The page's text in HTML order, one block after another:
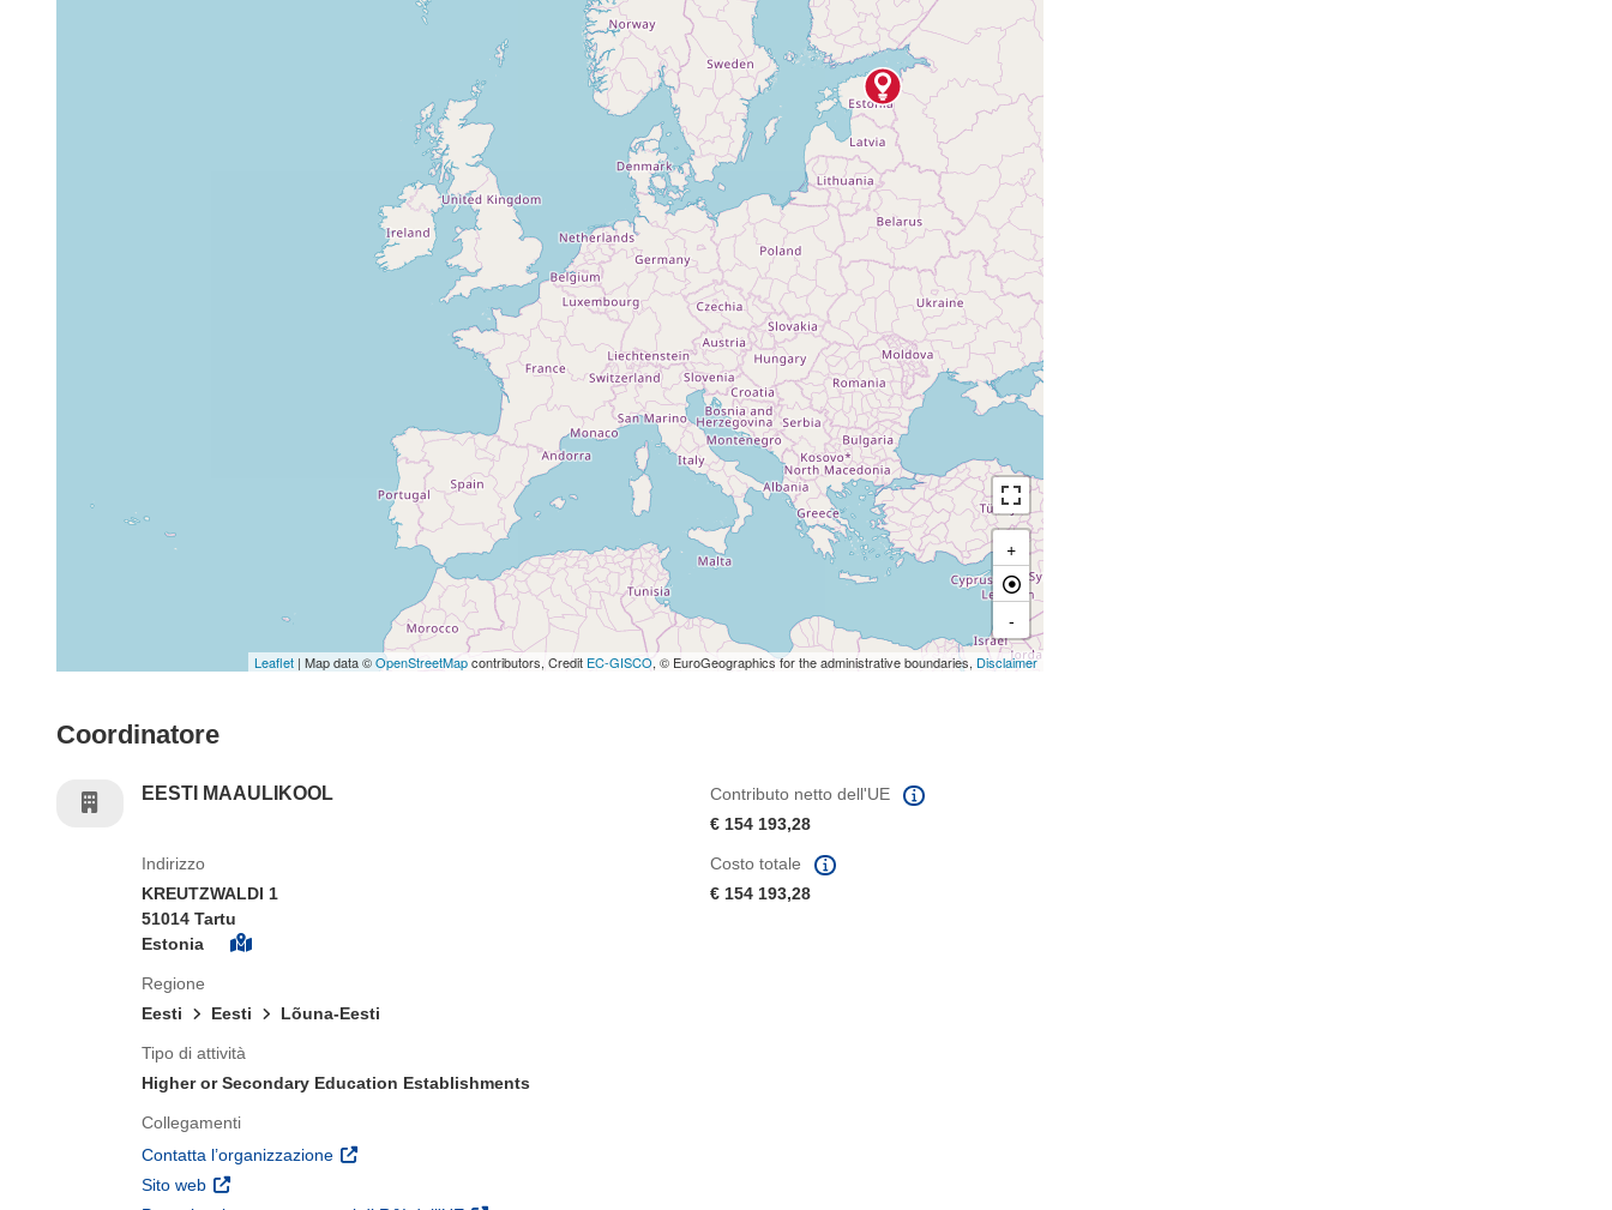
+
-
Leaflet | Map data ©OpenStreetMapcontributors, Credit EC-GISCO, © EuroGeographics for the administrative boundaries, Disclaimer
Coordinatore
EESTI MAAULIKOOL
Contributo netto dell'UE
€ 154 193,28
Indirizzo
KREUTZWALDI 1
51014 Tartu
Estonia
Regione
Eesti
Eesti Lõuna-Eesti
Tipo di attività
Higher or Secondary Education Establishments
Collegamenti
Contatta l’organizzazione (si apre in una nuova finestra)
Sito web (si apre in una nuova finestra)
Costo totale
€ 154 193,28